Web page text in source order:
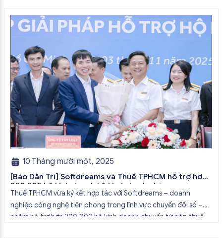
10 Tháng mười một, 2025
[Báo Dân Trí] Softdreams và Thuế TPHCM hỗ trợ hơn
200.000 hộ kinh doanh kê khai nhanh chóng
Thuế TPHCM vừa ký kết hợp tác với Softdreams – doanh
nghiệp công nghệ tiên phong trong lĩnh vực chuyển đổi số –
nhằm hỗ trợ hơn 200.000 hộ kinh doanh chuyển từ nộp thuế